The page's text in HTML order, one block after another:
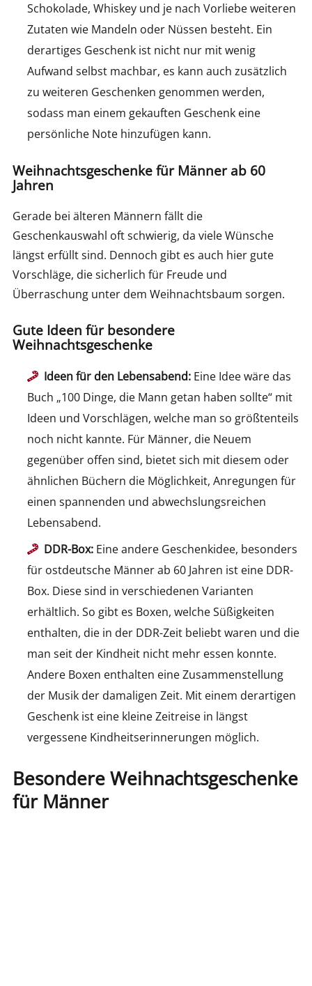
Schokolade, Whiskey und je nach Vorliebe weiteren
Zutaten wie Mandeln oder Nüssen besteht. Ein
derartiges Geschenk ist nicht nur mit wenig
Aufwand selbst machbar, es kann auch zusätzlich
zu weiteren Geschenken genommen werden,
sodass man einem gekauften Geschenk eine
persönliche Note hinzufügen kann.
Weihnachtsgeschenke für Männer ab 60
Jahren
Gerade bei älteren Männern fällt die
Geschenkauswahl oft schwierig, da viele Wünsche
längst erfüllt sind. Dennoch gibt es auch hier gute
Vorschläge, die sicherlich für Freude und
Überraschung unter dem Weihnachtsbaum sorgen.
Gute Ideen für besondere
Weihnachtsgeschenke
Ideen für den Lebensabend:Eine Idee wäre das
Buch „100 Dinge, die Mann getan haben sollte“ mit
Ideen und Vorschlägen, welche man so größtenteils
noch nicht kannte. Für Männer, die Neuem
gegenüber offen sind, bietet sich mit diesem oder
ähnlichen Büchern die Möglichkeit, Anregungen für
einen spannenden und abwechslungsreichen
Lebensabend.
DDR-Box:Eine andere Geschenkidee, besonders
für ostdeutsche Männer ab 60 Jahren ist eine DDR-
Box. Diese sind in verschiedenen Varianten
erhältlich. So gibt es Boxen, welche Süßigkeiten
enthalten, die in der DDR-Zeit beliebt waren und die
man seit der Kindheit nicht mehr essen konnte.
Andere Boxen enthalten eine Zusammenstellung
der Musik der damaligen Zeit. Mit einem derartigen
Geschenk ist eine kleine Zeitreise in längst
vergessene Kindheitserinnerungen möglich.
Besondere Weihnachtsgeschenke
für Männer